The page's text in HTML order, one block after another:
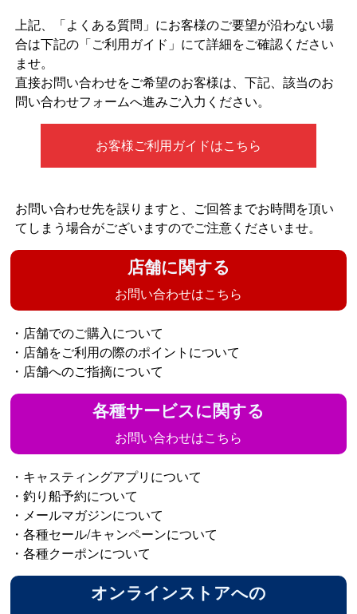
上記、「よくある質問」にお客様のご要望が沿わない場
合は下記の「ご利用ガイド」にて詳細をご確認ください
ませ。
直接お問い合わせをご希望のお客様は、下記、該当のお
問い合わせフォームへ進みご入力ください。
お客様ご利用ガイドはこちら
お問い合わせ先を誤りますと、ご回答までお時間を頂い
てしまう場合がございますのでご注意くださいませ。
店舗に関する
お問い合わせはこちら
・店舗でのご購入について
・店舗をご利用の際のポイントについて
・店舗へのご指摘について
各種サービスに関する
お問い合わせはこちら
・キャスティングアプリについて
・釣り船予約について
・メールマガジンについて
・各種セール/キャンペーンについて
・各種クーポンについて
オンラインストアへの